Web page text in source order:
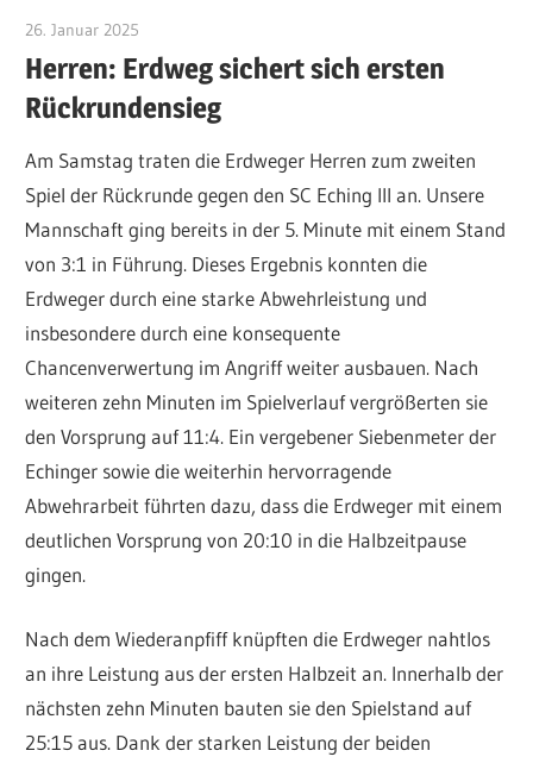
26. Januar 2025
Herren: Erdweg sichert sich ersten
Rückrundensieg
Am Samstag traten die Erdweger Herren zum zweiten
Spiel der Rückrunde gegen den SC Eching III an. Unsere
Mannschaft ging bereits in der 5. Minute mit einem Stand
von 3:1 in Führung. Dieses Ergebnis konnten die
Erdweger durch eine starke Abwehrleistung und
insbesondere durch eine konsequente
Chancenverwertung im Angriff weiter ausbauen. Nach
weiteren zehn Minuten im Spielverlauf vergrößerten sie
den Vorsprung auf 11:4. Ein vergebener Siebenmeter der
Echinger sowie die weiterhin hervorragende
Abwehrarbeit führten dazu, dass die Erdweger mit einem
deutlichen Vorsprung von 20:10 in die Halbzeitpause
gingen.
Nach dem Wiederanpfiff knüpften die Erdweger nahtlos
an ihre Leistung aus der ersten Halbzeit an. Innerhalb der
nächsten zehn Minuten bauten sie den Spielstand auf
25:15 aus. Dank der starken Leistung der beiden